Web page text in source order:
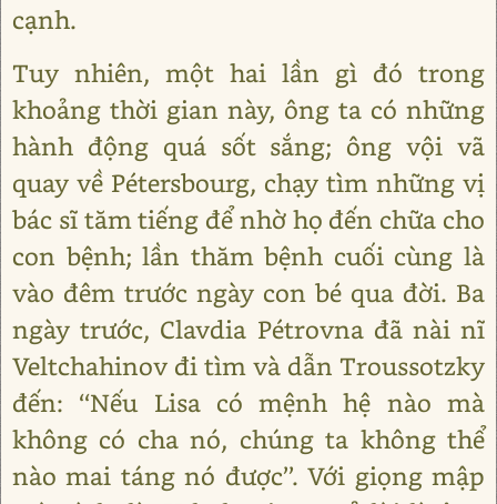
cạnh.
Tuy nhiên, một hai lần gì đó trong
khoảng thời gian này, ông ta có những
hành động quá sốt sắng; ông vội vã
quay về Pétersbourg, chạy tìm những vị
bác sĩ tăm tiếng để nhờ họ đến chữa cho
con bệnh; lần thăm bệnh cuối cùng là
vào đêm trước ngày con bé qua đời. Ba
ngày trước, Clavdia Pétrovna đã nài nĩ
Veltchahinov đi tìm và dẫn Troussotzky
đến: ‘‘Nếu Lisa có mệnh hệ nào mà
không có cha nó, chúng ta không thể
nào mai táng nó được’’. Với giọng mập